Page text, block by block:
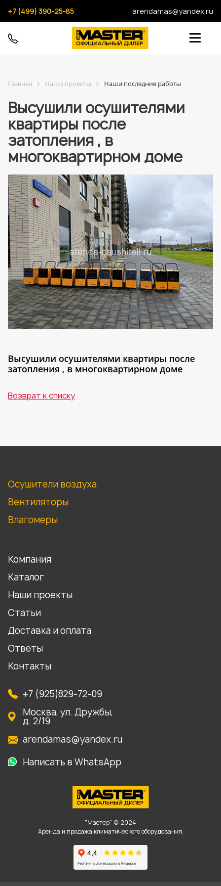
+7 (499) 390-25-85 arendamas@yandex.ru
Главная Наши проекты Наши последние работы
Высушили осушителями
квартиры после
затопления , в
многоквартирном доме
Высушили осушителями квартиры после
затопления , в многоквартирном доме
Возврат к списку
Осушители воздуха
Вентиляторы
Влагомеры
Компания
Каталог
Наши проекты
Статьи
Доставка и оплата
Ответы
Контакты
+7 (925)829-72-09
Москва, ул. Дружбы,
д. 2/19
arendamas@yandex.ru
Написать в WhatsApp
"Мастер" © 2024
Аренда и продажа климатического оборудования.